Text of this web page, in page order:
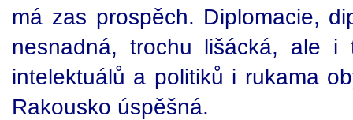
má zas prospěch. Diplomacie,
nesnadná, trochu lišácká, ale i
intelektuálů a politiků i rukama
Rakousko úspěšná.